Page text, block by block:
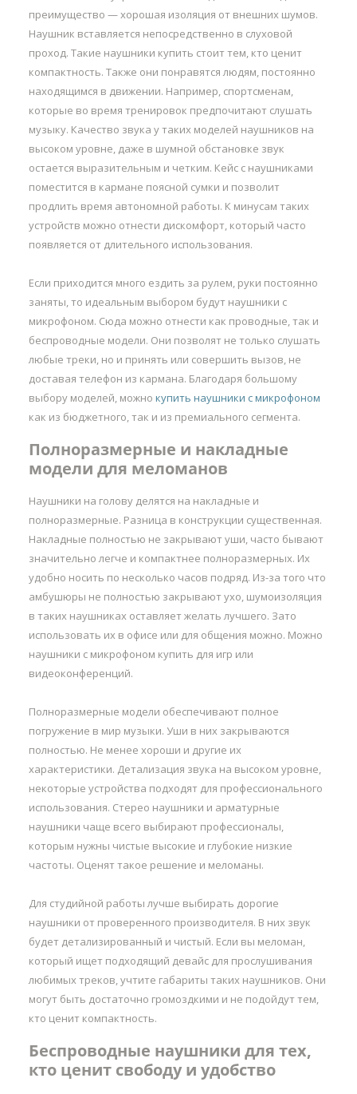
преимущество — хорошая изоляция от внешних шумов.
Наушник вставляется непосредственно в слуховой
проход. Такие наушники купить стоит тем, кто ценит
компактность. Также они понравятся людям, постоянно
находящимся в движении. Например, спортсменам,
которые во время тренировок предпочитают слушать
музыку. Качество звука у таких моделей наушников на
высоком уровне, даже в шумной обстановке звук
остается выразительным и четким. Кейс с наушниками
поместится в кармане поясной сумки и позволит
продлить время автономной работы. К минусам таких
устройств можно отнести дискомфорт, который часто
появляется от длительного использования.
Если приходится много ездить за рулем, руки постоянно
заняты, то идеальным выбором будут наушники с
микрофоном. Сюда можно отнести как проводные, так и
беспроводные модели. Они позволят не только слушать
любые треки, но и принять или совершить вызов, не
доставая телефон из кармана. Благодаря большому
выбору моделей, можно купить наушники с микрофоном
как из бюджетного, так и из премиального сегмента.
Полноразмерные и накладные
модели для меломанов
Наушники на голову делятся на накладные и
полноразмерные. Разница в конструкции существенная.
Накладные полностью не закрывают уши, часто бывают
значительно легче и компактнее полноразмерных. Их
удобно носить по несколько часов подряд. Из-за того что
амбушюры не полностью закрывают ухо, шумоизоляция
в таких наушниках оставляет желать лучшего. Зато
использовать их в офисе или для общения можно. Можно
наушники с микрофоном купить для игр или
видеоконференций.
Полноразмерные модели обеспечивают полное
погружение в мир музыки. Уши в них закрываются
полностью. Не менее хороши и другие их
характеристики. Детализация звука на высоком уровне,
некоторые устройства подходят для профессионального
использования. Стерео наушники и арматурные
наушники чаще всего выбирают профессионалы,
которым нужны чистые высокие и глубокие низкие
частоты. Оценят такое решение и меломаны.
Для студийной работы лучше выбирать дорогие
наушники от проверенного производителя. В них звук
будет детализированный и чистый. Если вы меломан,
который ищет подходящий девайс для прослушивания
любимых треков, учтите габариты таких наушников. Они
могут быть достаточно громоздкими и не подойдут тем,
кто ценит компактность.
Беспроводные наушники для тех,
кто ценит свободу и удобство